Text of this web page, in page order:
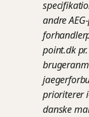
andre
point.dk
prioriterer
danske